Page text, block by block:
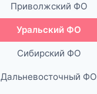
Приволжский ФО
Уральский ФО
Сибирский ФО
Дальневосточный ФО